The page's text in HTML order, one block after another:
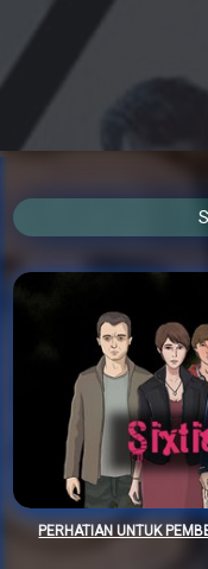
PERHATIAN UNTUK